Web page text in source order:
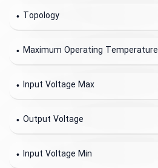
Topology
Maximum Operating Temperature
Input Voltage Max
Output Voltage
Input Voltage Min